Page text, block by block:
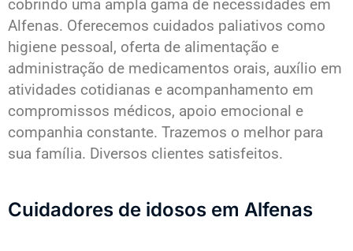
cobrindo uma ampla gama de necessidades em
Alfenas. Oferecemos cuidados paliativos como
higiene pessoal, oferta de alimentação e
administração de medicamentos orais, auxílio em
atividades cotidianas e acompanhamento em
compromissos médicos, apoio emocional e
companhia constante. Trazemos o melhor para
sua família. Diversos clientes satisfeitos.
Cuidadores de idosos em Alfenas